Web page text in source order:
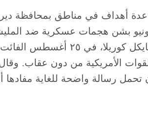
في ٢٥ أغسطس الفائت، عدة أهداف في
بشن هجمات عسكرية ضد
سوريا. وقد توعد قائد القيادة
الأمريكية من دون عقاب.
تحمل رسالة واضحة للغاية